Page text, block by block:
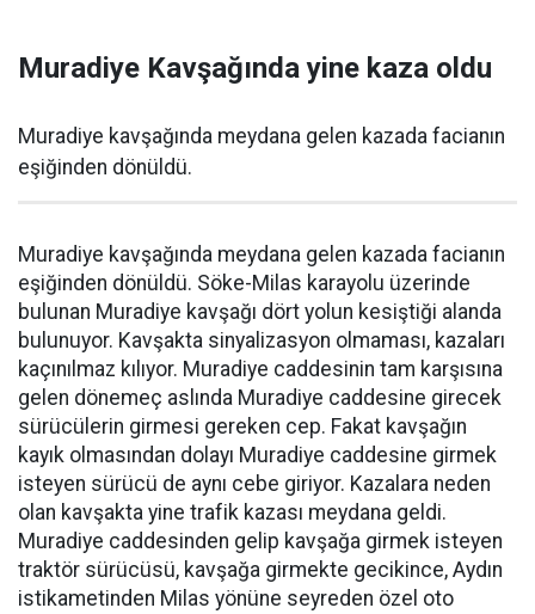
Muradiye Kavşağında yine kaza oldu
Muradiye kavşağında meydana gelen kazada facianın
eşiğinden dönüldü.
Muradiye kavşağında meydana gelen kazada facianın
eşiğinden dönüldü. Söke-Milas karayolu üzerinde
bulunan Muradiye kavşağı dört yolun kesiştiği alanda
bulunuyor. Kavşakta sinyalizasyon olmaması, kazaları
kaçınılmaz kılıyor. Muradiye caddesinin tam karşısına
gelen dönemeç aslında Muradiye caddesine girecek
sürücülerin girmesi gereken cep. Fakat kavşağın
kayık olmasından dolayı Muradiye caddesine girmek
isteyen sürücü de aynı cebe giriyor. Kazalara neden
olan kavşakta yine trafik kazası meydana geldi.
Muradiye caddesinden gelip kavşağa girmek isteyen
traktör sürücüsü, kavşağa girmekte gecikince, Aydın
istikametinden Milas yönüne seyreden özel oto